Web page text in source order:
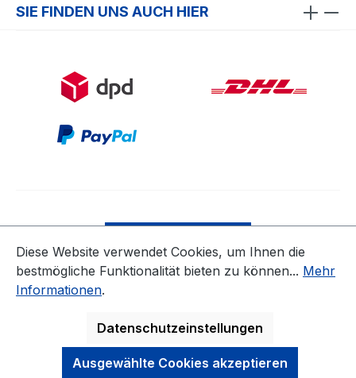
SIE FINDEN UNS AUCH HIER
* Alle Preise inkl. gesetzl. Mehrwertsteuer zzgl.
Diese Website verwendet Cookies, um Ihnen die
bestmögliche Funktionalität bieten zu können... Mehr
Informationen.
Datenschutzeinstellungen
Ausgewählte Cookies akzeptieren